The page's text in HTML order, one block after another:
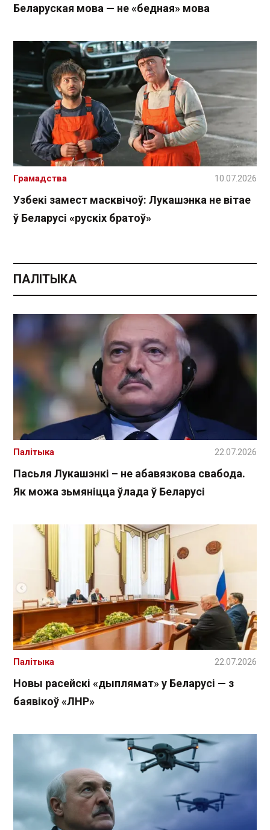
Беларуская мова — не «бедная» мова
Узбекі замест масквічоў: Лукашэнка не вітае
ў Беларусі «рускіх братоў»
Грамадства 10.07.2026
ПАЛІТЫКА
Пасьля Лукашэнкі – не абавязкова свабода.
Як можа зьмяніцца ўлада ў Беларусі
Палітыка 22.07.2026
Новы расейскі «дыплямат» у Беларусі — з
баявікоў «ЛНР»
Палітыка 22.07.2026